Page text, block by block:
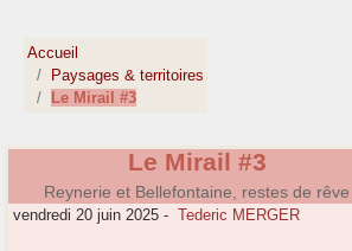
Accueil
Paysages & territoires
Le Mirail #3
Le Mirail #3
Reynerie et Bellefontaine, restes de rêve
vendredi 20 juin 2025 - Tederic MERGER